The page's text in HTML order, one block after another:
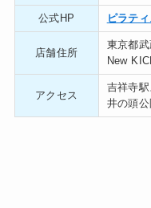
公式HP ピラテ
店舗住所
東京都
New
アクセス
吉祥寺
井の頭